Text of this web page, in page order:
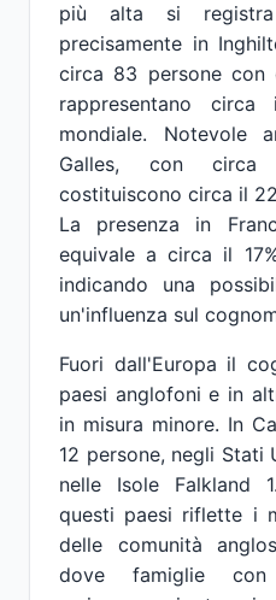
più alta si
precisamente in
circa 83 persone con
rappresentano circa
mondiale. Notevole
Galles, con
costituiscono circa il
La presenza in
equivale a circa il
indicando una
un'influenza sul
Fuori dall'Europa il
paesi anglofoni e in
in misura minore. In
12 persone, negli Stati
nelle Isole Falkland
questi paesi riflette i
delle comunità
dove famiglie